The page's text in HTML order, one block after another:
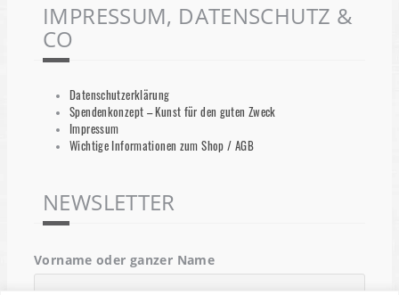
IMPRESSUM, DATENSCHUTZ &
CO
Datenschutzerklärung
Spendenkonzept – Kunst für den guten Zweck
Impressum
Wichtige Informationen zum Shop / AGB
NEWSLETTER
Vorname oder ganzer Name